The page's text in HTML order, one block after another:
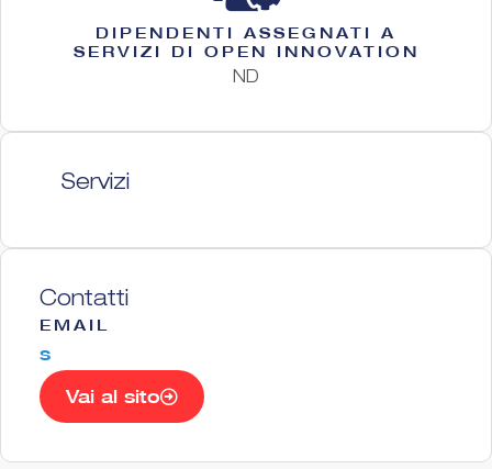
DIPENDENTI ASSEGNATI A
SERVIZI DI OPEN INNOVATION
ND
Servizi
Contatti
EMAIL
s
Vai al sito